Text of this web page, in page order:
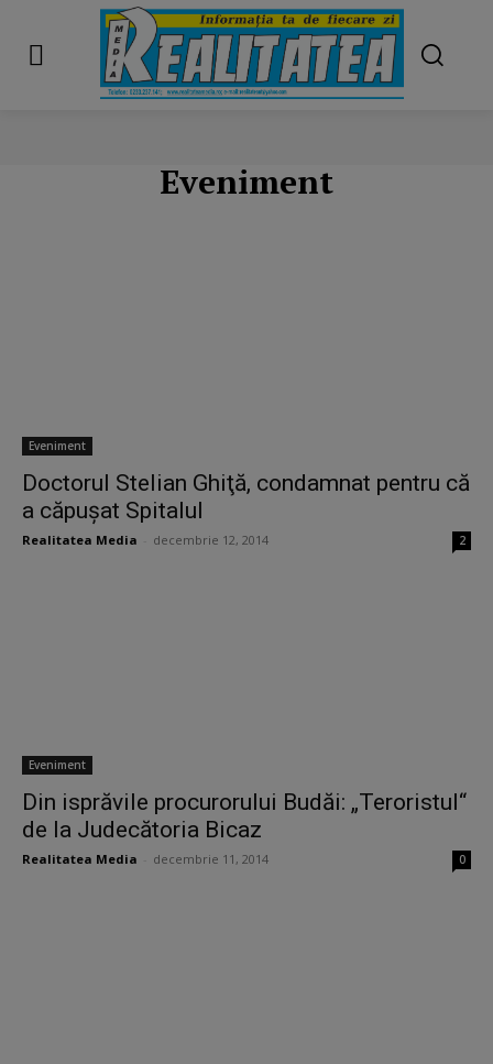
Eveniment
Eveniment
Doctorul Stelian Ghiţă, condamnat pentru că
a căpuşat Spitalul
Realitatea Media decembrie 12, 2014 2
Eveniment
Din isprăvile procurorului Budăi: „Teroristul“
de la Judecătoria Bicaz
Realitatea Media decembrie 11, 2014 0